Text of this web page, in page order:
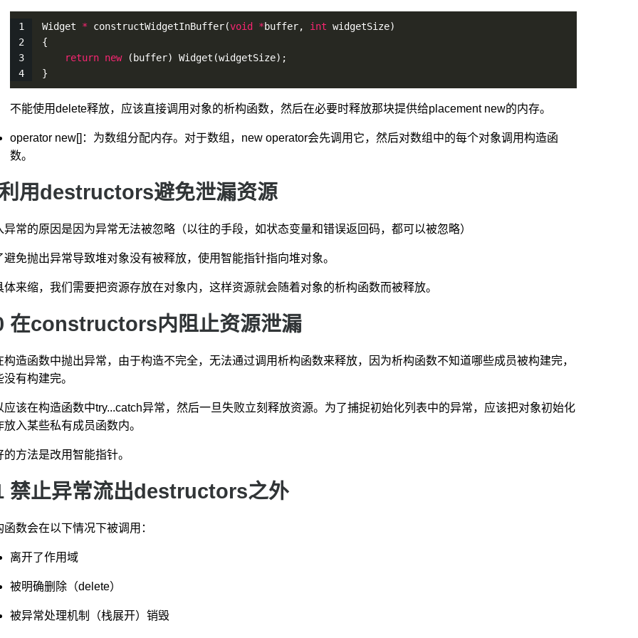
Widget * constructWidgetInBuffer(void *buffer, int widgetSize)
{
return new (buffer) Widget (widgetSize);
}
不能使用delete释放，应该直接调用对象的析构函数，然后在必要时释放那块提供给placement new的内存。
operator new[]：为数组分配内存。对于数组，new operator会先调用它，然后对数组中的每个对象调用构造函
数。
用destructors避免泄漏资源
异常的原因是因为异常无法被忽略（以往的手段，如状态变量和错误返回码，都可以被忽略）
避免抛出异常导致堆对象没有被释放，使用智能指针指向堆对象。
体来缩，我们需要把资源存放在对象内，这样资源就会随着对象的析构函数而被释放。
在constructors内阻止资源泄漏
构造函数中抛出异常，由于构造不完全，无法通过调用析构函数来释放，因为析构函数不知道哪些成员被构建完，
没有构建完。
应该在构造函数中try...catch异常，然后一旦失败立刻释放资源。为了捕捉初始化列表中的异常，应该把对象初始化
放入某些私有成员函数内。
的方法是改用智能指针。
禁止异常流出destructors之外
函数会在以下情况下被调用：
离开了作用域
被明确删除（delete）
被异常处理机制（栈展开）销毁